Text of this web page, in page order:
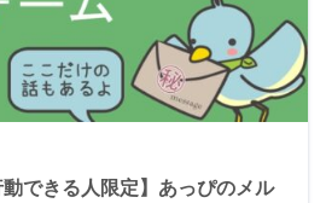
できる人限定】あっぴのメル